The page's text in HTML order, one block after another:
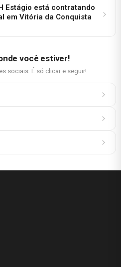
Estágio está contratando
em Vitória da Conquista
você estiver!
sociais. É só clicar e seguir!